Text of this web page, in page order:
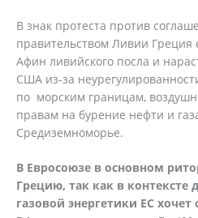
В знак протеста против
правительством Ливии
Афин ливийского посла и
США из-за
по морским границам,
правам на бурение нефти и
Средиземноморье.
В Евросоюзе в основном
Грецию, так как в контексте
газовой энергетики ЕС